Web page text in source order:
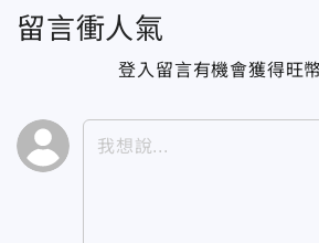
留言衝人氣
登入留言有機會獲得旺幣